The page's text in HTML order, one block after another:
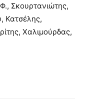
Σκουρτανιώτης,
Κατσέλης,
Χαλιμούρδας,